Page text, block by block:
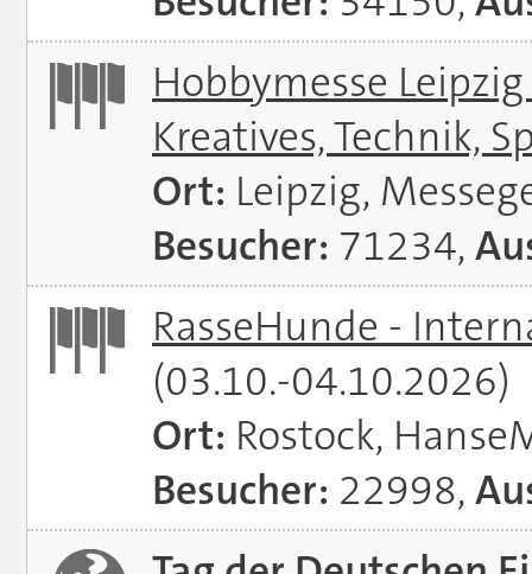
Hobbymesse
Kreatives, Technik,
Ort: Leipzig,
Besucher: 71234,
RasseHunde -
(03.10.-04.10.2026)
Ort: Rostock,
Besucher: 22998,